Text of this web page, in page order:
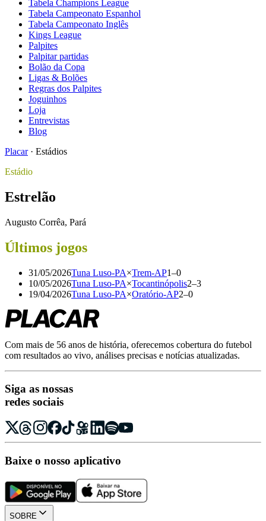
Tabela Champions League
Tabela Campeonato Espanhol
Tabela Campeonato Inglês
Kings League
Palpites
Palpitar partidas
Bolão da Copa
Ligas & Bolões
Regras dos Palpites
Joguinhos
Loja
Entrevistas
Blog
Placar · Estádios
Estádio
Estrelão
Augusto Corrêa, Pará
Últimos jogos
31/05/2026Tuna Luso-PA×Trem-AP1–0
10/05/2026Tuna Luso-PA×Tocantinópolis2–3
19/04/2026Tuna Luso-PA×Oratório-AP2–0
Com mais de 56 anos de história, oferecemos cobertura do futebol
com resultados ao vivo, análises precisas e notícias atualizadas.
Siga as nossas
redes sociais
Baixe o nosso aplicativo
SOBRE